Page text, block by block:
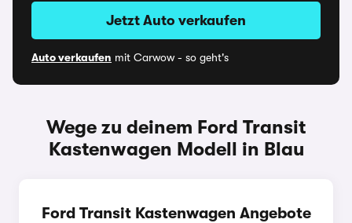
Jetzt Auto verkaufen
Auto verkaufen mit Carwow - so geht's
Wege zu deinem Ford Transit
Kastenwagen Modell in Blau
Ford Transit Kastenwagen Angebote